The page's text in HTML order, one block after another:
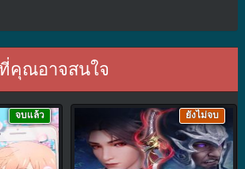
ที่คุณอาจสนใจ
จบแล้ว ยังไม่จบ